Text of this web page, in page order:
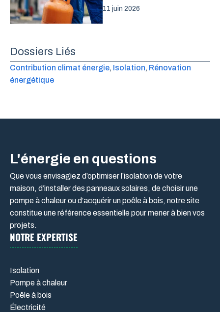
11 juin 2026
Dossiers Liés
Contribution climat énergie, Isolation, Rénovation
énergétique
L'énergie en questions
Que vous envisagiez d’optimiser l’isolation de votre
maison, d’installer des panneaux solaires, de choisir une
pompe à chaleur ou d’acquérir un poêle à bois, notre site
constitue une référence essentielle pour mener à bien vos
projets.
NOTRE EXPERTISE
Isolation
Pompe à chaleur
Poêle à bois
Électricité